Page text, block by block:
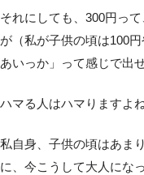
それにしても、300円っ
が（私が子供の頃は100
あいっか」って感じで出
ハマる人はハマりますよ
私自身、子供の頃はあま
に、今こうして大人にな